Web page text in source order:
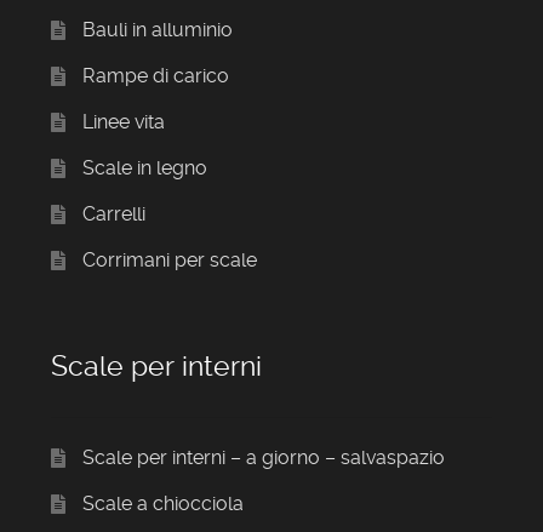
Bauli in alluminio
Rampe di carico
Linee vita
Scale in legno
Carrelli
Corrimani per scale
Scale per interni
Scale per interni – a giorno – salvaspazio
Scale a chiocciola